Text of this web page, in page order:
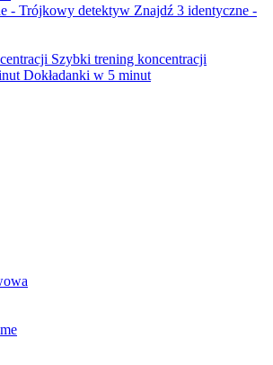
Znajdź 3 identyczne -
Szybki trening koncentracji
Dokładanki w 5 minut